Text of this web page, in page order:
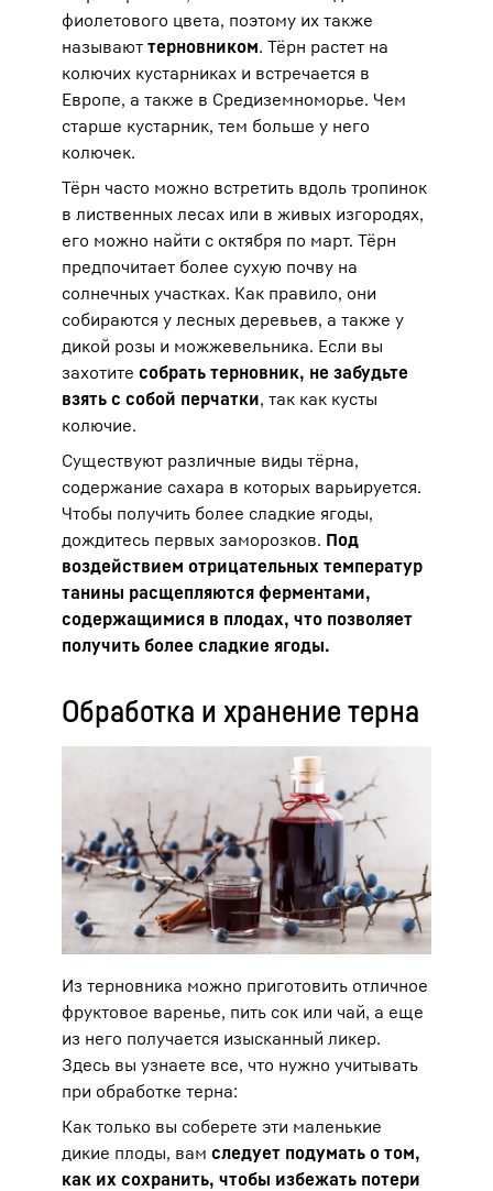
фиолетового цвета, поэтому их также
называют терновником. Тёрн растет на
колючих кустарниках и встречается в
Европе, а также в Средиземноморье. Чем
старше кустарник, тем больше у него
колючек.
Тёрн часто можно встретить вдоль тропинок
в лиственных лесах или в живых изгородях,
его можно найти с октября по март. Тёрн
предпочитает более сухую почву на
солнечных участках. Как правило, они
собираются у лесных деревьев, а также у
дикой розы и можжевельника. Если вы
захотите собрать терновник, не забудьте
взять с собой перчатки, так как кусты
колючие.
Существуют различные виды тёрна,
содержание сахара в которых варьируется.
Чтобы получить более сладкие ягоды,
дождитесь первых заморозков. Под
воздействием отрицательных температур
танины расщепляются ферментами,
содержащимися в плодах, что позволяет
получить более сладкие ягоды.
Обработка и хранение терна
Из терновника можно приготовить отличное
фруктовое варенье, пить сок или чай, а еще
из него получается изысканный ликер.
Здесь вы узнаете все, что нужно учитывать
при обработке терна:
Как только вы соберете эти маленькие
дикие плоды, вам следует подумать о том,
как их сохранить, чтобы избежать потери